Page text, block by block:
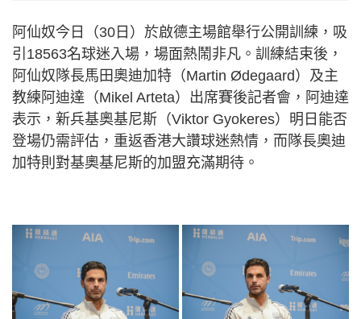
阿仙奴今日（30日）於啟德主場館舉行公開訓練，吸
引18563名球迷入場，場面熱鬧非凡。訓練結束後，
阿仙奴隊長馬田奧迪加特（Martin Ødegaard）及主
教練阿迪達（Mikel Arteta）出席賽後記者會，阿迪達
表示，新兵基奧基尼斯（Viktor Gyokeres）明日能否
登場仍需評估，重返香港大讚球迷熱情，而隊長奧迪
加特則對基奧基尼斯的加盟充滿期待。